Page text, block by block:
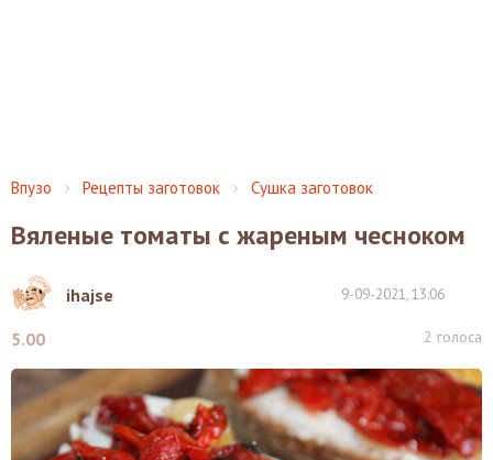
Впузо Рецепты заготовок Сушка заготовок
Вяленые томаты с жареным чесноком
ihajse 9-09-2021, 13:06
5.00 2 голоса